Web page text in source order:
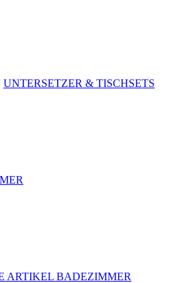
UNTERSETZER & TISCHSETS
ARTIKEL BADEZIMMER